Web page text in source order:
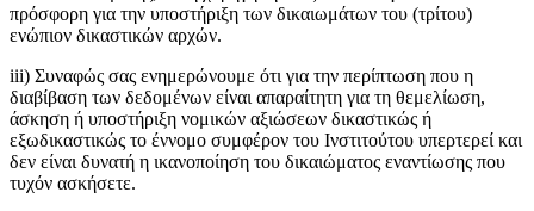
πρόσφορη για την υποστήριξη των δικαιωμάτων του (τρίτου)
ενώπιον δικαστικών αρχών.
iii) Συναφώς σας ενημερώνουμε ότι για την περίπτωση που η
διαβίβαση των δεδομένων είναι απαραίτητη για τη θεμελίωση,
άσκηση ή υποστήριξη νομικών αξιώσεων δικαστικώς ή
εξωδικαστικώς το έννομο συμφέρον του Ινστιτούτου υπερτερεί και
δεν είναι δυνατή η ικανοποίηση του δικαιώματος εναντίωσης που
τυχόν ασκήσετε.